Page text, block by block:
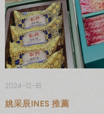
2024-12-18
姚采辰INES 推薦